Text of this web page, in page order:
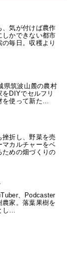
、気が付けば農作
しかできない都市
毎日。収穫より
県筑波山麓の農村
DIYでセルフリ
を使って新た…
折し、野菜を売
マカルチャーをベ
ための畑づくりの
、Podcaster
農家。落葉果樹を
し…